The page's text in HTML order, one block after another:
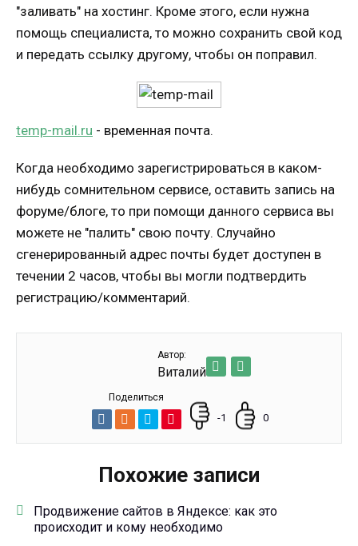
"заливать" на хостинг. Кроме этого, если нужна
помощь специалиста, то можно сохранить свой код
и передать ссылку другому, чтобы он поправил.
temp-mail.ru - временная почта.
Когда необходимо зарегистрироваться в каком-
нибудь сомнительном сервисе, оставить запись на
форуме/блоге, то при помощи данного сервиса вы
можете не "палить" свою почту. Случайно
сгенерированный адрес почты будет доступен в
течении 2 часов, чтобы вы могли подтвердить
регистрацию/комментарий.
Автор:
Виталий
Поделиться
-1 0
Похожие записи
Продвижение сайтов в Яндексе: как это
происходит и кому необходимо